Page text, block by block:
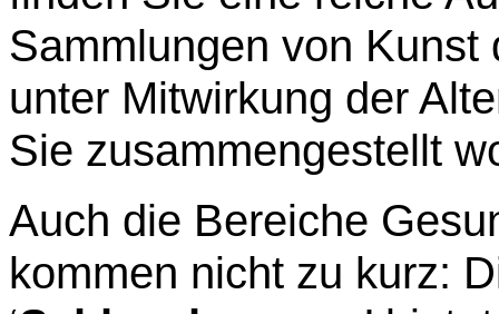
Sammlungen von
unter Mitwirkung der
Sie zusammengestellt
Auch die Bereiche
kommen nicht zu kurz: